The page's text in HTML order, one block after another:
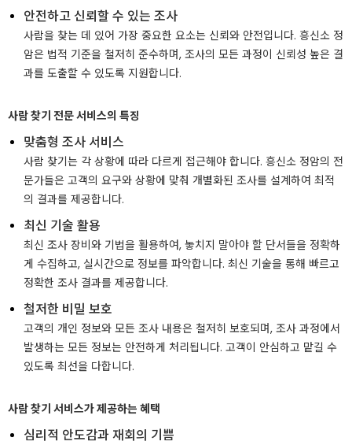
안전하고 신뢰할 수 있는 조사
사람을 찾는 데 있어 가장 중요한 요소는 신뢰와 안전입니다. 흥신소 정
암은 법적 기준을 철저히 준수하며, 조사의 모든 과정이 신뢰성 높은 결
과를 도출할 수 있도록 지원합니다.
사람 찾기 전문 서비스의 특징
맞춤형 조사 서비스
사람 찾기는 각 상황에 따라 다르게 접근해야 합니다. 흥신소 정암의 전
문가들은 고객의 요구와 상황에 맞춰 개별화된 조사를 설계하여 최적
의 결과를 제공합니다.
최신 기술 활용
최신 조사 장비와 기법을 활용하여, 놓치지 말아야 할 단서들을 정확하
게 수집하고, 실시간으로 정보를 파악합니다. 최신 기술을 통해 빠르고
정확한 조사 결과를 제공합니다.
철저한 비밀 보호
고객의 개인 정보와 모든 조사 내용은 철저히 보호되며, 조사 과정에서
발생하는 모든 정보는 안전하게 처리됩니다. 고객이 안심하고 맡길 수
있도록 최선을 다합니다.
사람 찾기 서비스가 제공하는 혜택
심리적 안도감과 재회의 기쁨